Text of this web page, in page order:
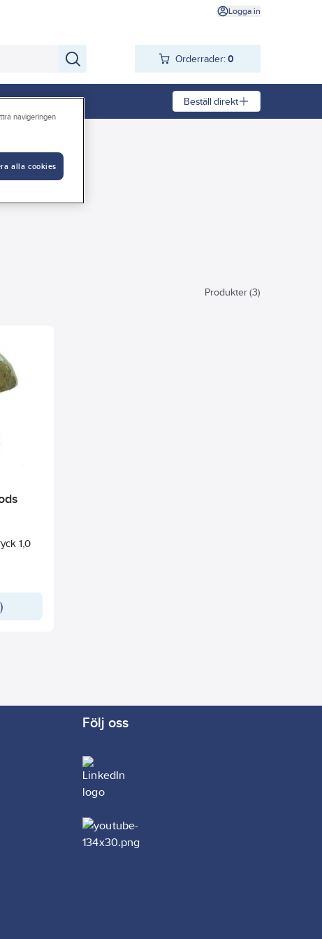
Logga in
Orderrader: 0
Beställ direkt
Produkter (3)
1,0
Följ oss
navigeringen
alla cookies